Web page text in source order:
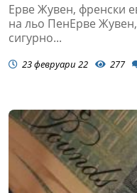
Ерве Жувен, френски
на льо ПенЕрве
сигурно...
23 февруари 22 277